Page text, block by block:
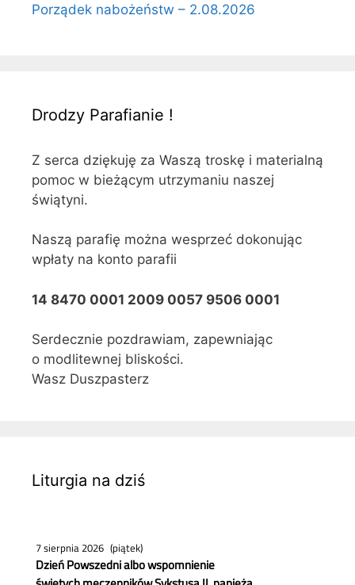
Porządek nabożeństw – 2.08.2026
Drodzy Parafianie !
Z serca dziękuję za Waszą troskę i materialną
pomoc w bieżącym utrzymaniu naszej
świątyni.
Naszą parafię można wesprzeć dokonując
wpłaty na konto parafii
14 8470 0001 2009 0057 9506 0001
Serdecznie pozdrawiam, zapewniając
o modlitewnej bliskości.
Wasz Duszpasterz
Liturgia na dziś